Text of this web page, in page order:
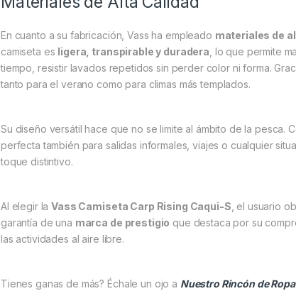
En cuanto a su fabricación, Vass ha empleado materiales de
camiseta es ligera, transpirable y duradera , lo que permite
tiempo, resistir lavados repetidos sin perder color ni forma.
tanto para el verano como para climas más templados.
Su diseño versátil hace que no se limite al ámbito de la pesca.
perfecta también para salidas informales, viajes o cualquier
toque distintivo.
Al elegir laVass Camiseta Carp Rising Caqui-S , el usuario
garantía de una marca de prestigio que destaca por su
las actividades al aire libre.
Tienes ganas de más? Échale un ojo a Nuestro Rincón de Ropa